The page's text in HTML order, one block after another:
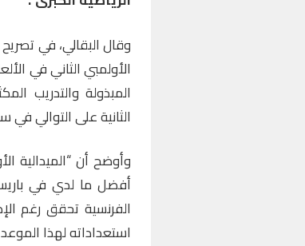
وقال البقالي، في
الأولمبي الثاني في
المبذولة والتدريب
الثانية على التوالي في سباق 3000
وأوضح أن “الميدالية
أفضل ما لدي في
الفرنسية تحقق رغم
استعداداته لهذا